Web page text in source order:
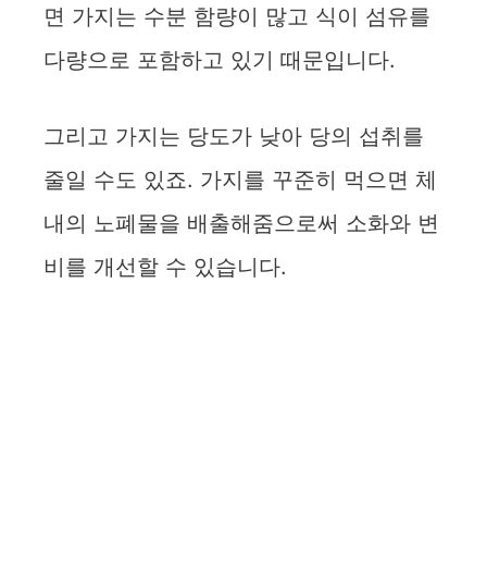
면 가지는 수분 함량이 많고 식이 섬유를
다량으로 포함하고 있기 때문입니다.
그리고 가지는 당도가 낮아 당의 섭취를
줄일 수도 있죠. 가지를 꾸준히 먹으면 체
내의 노폐물을 배출해줌으로써 소화와 변
비를 개선할 수 있습니다.